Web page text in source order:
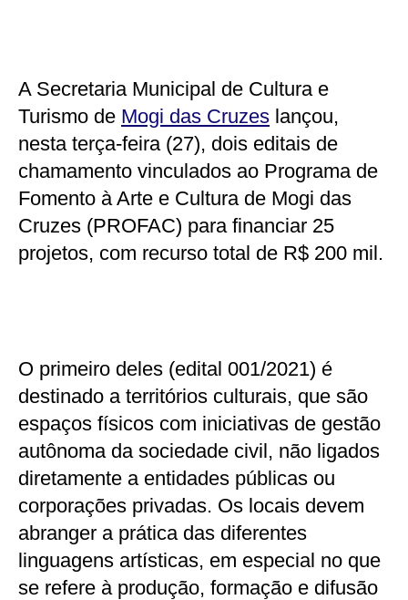
A Secretaria Municipal de Cultura e
Turismo de Mogi das Cruzes lançou,
nesta terça-feira (27), dois editais de
chamamento vinculados ao Programa de
Fomento à Arte e Cultura de Mogi das
Cruzes (PROFAC) para financiar 25
projetos, com recurso total de R$ 200 mil.
O primeiro deles (edital 001/2021) é
destinado a territórios culturais, que são
espaços físicos com iniciativas de gestão
autônoma da sociedade civil, não ligados
diretamente a entidades públicas ou
corporações privadas. Os locais devem
abranger a prática das diferentes
linguagens artísticas, em especial no que
se refere à produção, formação e difusão